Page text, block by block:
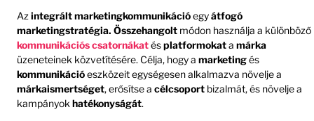
Az integrált marketingkommunikációegyátfogó
marketingstratégia. Összehangolt módon használja a különböző
kommunikációs csatornákatésplatformokata márka
üzeneteinek közvetítésére. Célja, hogy a marketingés
kommunikációeszközeit egységesen alkalmazva növelje a
márkaismertséget, erősítse a célcsoport bizalmát, és növelje a
kampányok hatékonyságát.